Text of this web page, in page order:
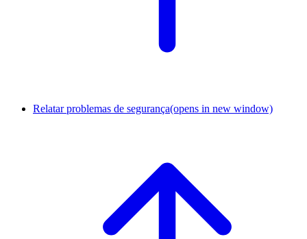
Relatar problemas de segurança(opens in new window)